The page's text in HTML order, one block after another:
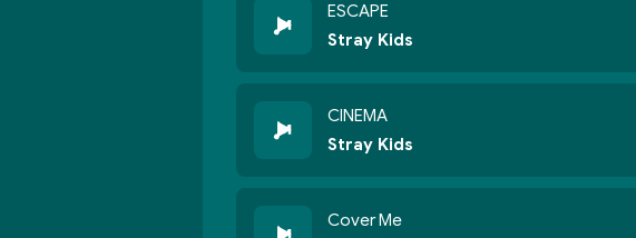
ESCAPE
Stray Kids
CINEMA
Stray Kids
Cover Me